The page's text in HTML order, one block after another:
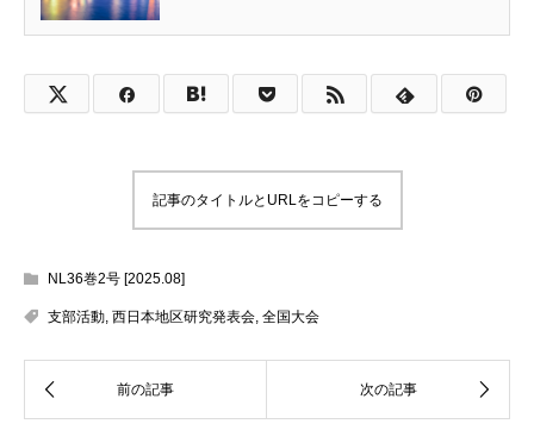
記事のタイトルとURLをコピーする
NL36巻2号 [2025.08]
支部活動, 西日本地区研究発表会, 全国大会